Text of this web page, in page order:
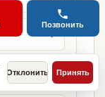
Отклонить Принять
Позвонить